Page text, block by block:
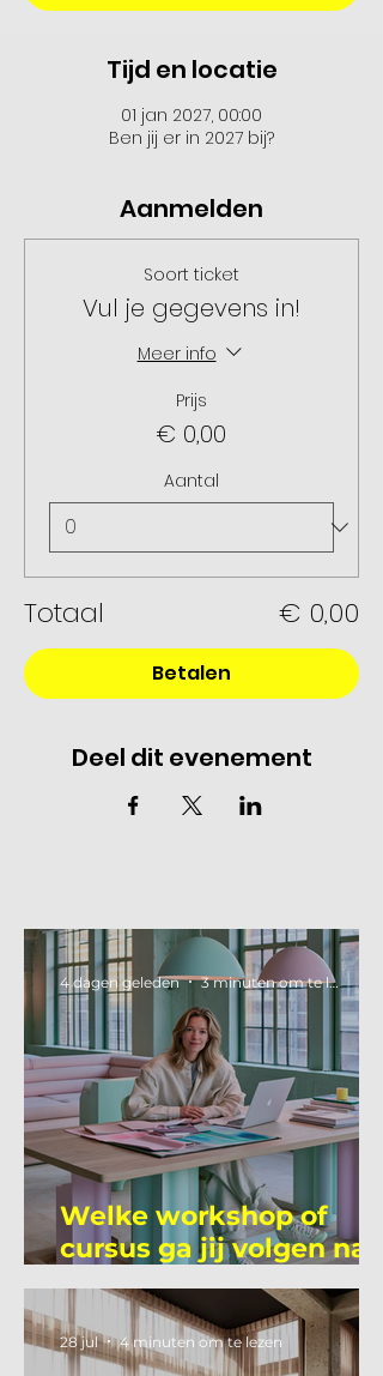
Tijd en locatie
01 jan 2027, 00:00
Ben jij er in 2027 bij?
Aanmelden
Soort ticket
Vul je gegevens in!
Meer info
Prijs
€ 0,00
Aantal
Totaal € 0,00
Betalen
Deel dit evenement
Welke workshop of
cursus ga jij volgen na
je vakantie?
4 dagen geleden 3 minuten om te lezen
28 jul 4 minuten om te lezen